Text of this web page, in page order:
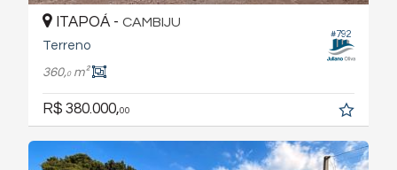
#792
ITAPOÁ - CAMBIJU
Terreno
360,0m²
R$ 380.000,00